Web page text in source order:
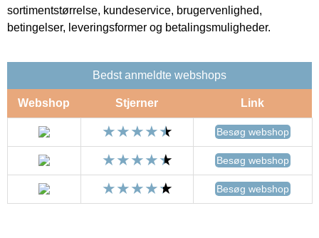
sortimentstørrelse, kundeservice, brugervenlighed,
betingelser, leveringsformer og betalingsmuligheder.
Bedst anmeldte webshops
Webshop Stjerner Link
Besøg webshop
Besøg webshop
Besøg webshop